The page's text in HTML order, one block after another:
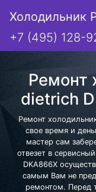
Холодильник
+7 (495) 128-
Ремонт
dietrich
Ремонт
свое время и
мастер сам
отвезет в
DKA866X
самым Вам не
ремонтом. Перед